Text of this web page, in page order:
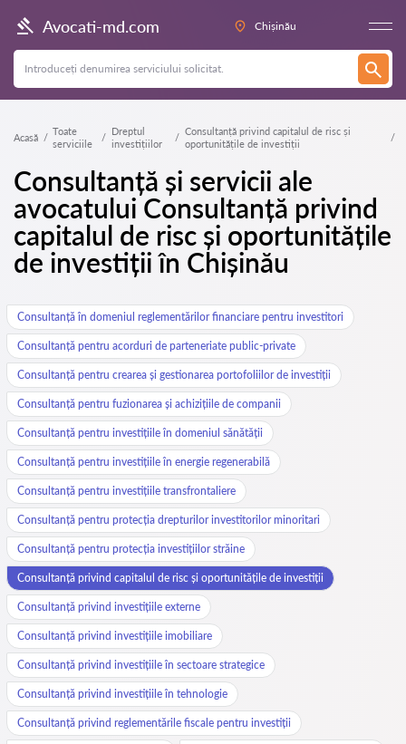
Avocati-md.com Chișinău
Acasă
Toate
serviciile
Dreptul
investițiilor
Consultanță privind capitalul de risc și
oportunitățile de investiții
Consultanță și servicii ale
avocatului Consultanță privind
capitalul de risc și oportunitățile
de investiții în Chișinău
Consultanță în domeniul reglementărilor financiare pentru investitori
Consultanță pentru acorduri de parteneriate public-private
Consultanță pentru crearea și gestionarea portofoliilor de investiții
Consultanță pentru fuzionarea și achizițiile de companii
Consultanță pentru investițiile în domeniul sănătății
Consultanță pentru investițiile în energie regenerabilă
Consultanță pentru investițiile transfrontaliere
Consultanță pentru protecția drepturilor investitorilor minoritari
Consultanță pentru protecția investițiilor străine
Consultanță privind capitalul de risc și oportunitățile de investiții
Consultanță privind investițiile externe
Consultanță privind investițiile imobiliare
Consultanță privind investițiile în sectoare strategice
Consultanță privind investițiile în tehnologie
Consultanță privind reglementările fiscale pentru investiții